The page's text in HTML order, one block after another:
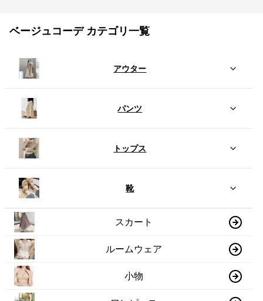
ベージュコーデ カテゴリ一覧
アウター
パンツ
トップス
靴
スカート
ルームウェア
小物